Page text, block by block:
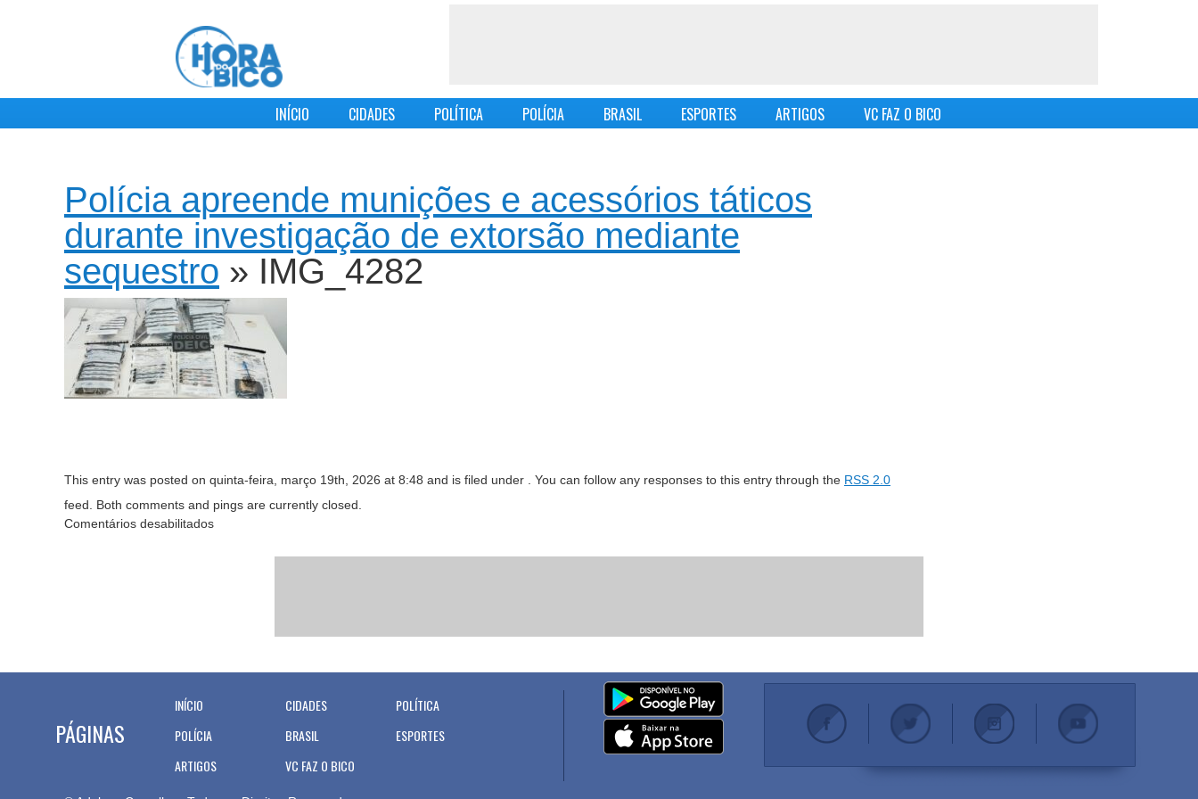
INÍCIO CIDADES POLÍTICA POLÍCIA BRASIL ESPORTES ARTIGOS VC FAZ O BICO
Polícia apreende munições e acessórios táticos
durante investigação de extorsão mediante
sequestro » IMG_4282
This entry was posted on quinta-feira, março 19th, 2026 at 8:48 and is filed under . You can follow any responses to this entry through the RSS 2.0
feed. Both comments and pings are currently closed.
Comentários desabilitados
PÁGINAS
INÍCIO CIDADES
POLÍTICA
POLÍCIA
BRASIL
ESPORTES
ARTIGOS
VC FAZ O BICO